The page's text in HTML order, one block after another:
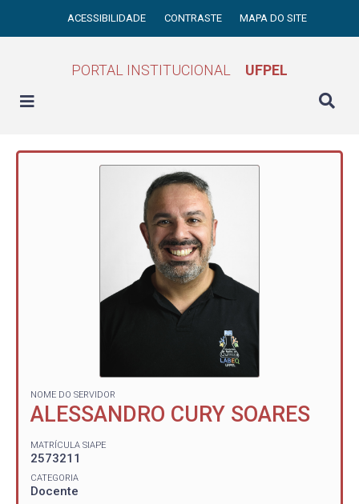
ACESSIBILIDADE CONTRASTE MAPA DO SITE
PORTAL INSTITUCIONAL UFPEL
NOME DO SERVIDOR
ALESSANDRO CURY SOARES
MATRÍCULA SIAPE
2573211
CATEGORIA
Docente